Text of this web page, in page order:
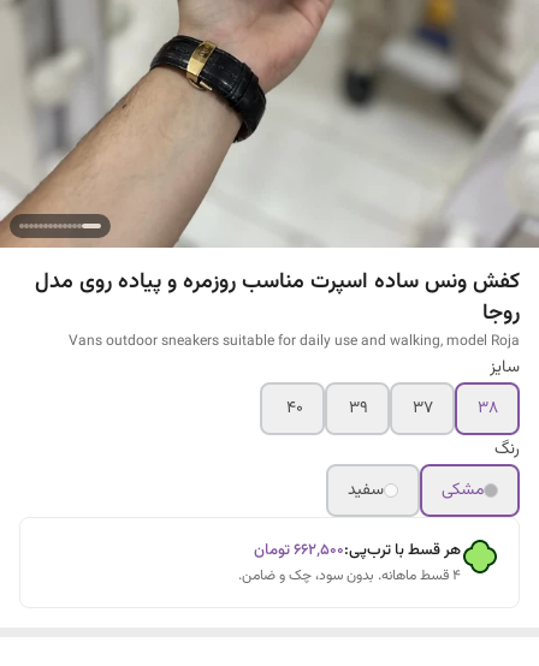
کفش ونس ساده اسپرت مناسب روزمره و پیاده روی مدل
روجا
Vans outdoor sneakers suitable for daily use and walking, model Roja
سایز
۳۸
۳۷ ۳۹
۴۰
رنگ
مشکی
سفید
هر قسط با ترب‌پی:۶۶۲٬۵۰۰تومان
۴ قسط ماهانه. بدون سود، چک و ضامن.